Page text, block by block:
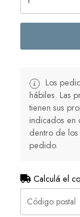
Los
hábiles. Las
tienen sus
indicados en
dentro de
pedido.
Calculá el